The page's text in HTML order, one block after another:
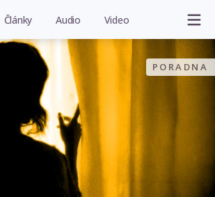
Články Audio Video
PORADNA